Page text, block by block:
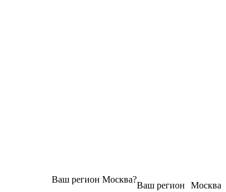
Москва
Ваш регион
Ваш регион Москва?